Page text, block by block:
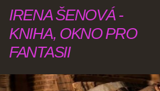
IRENA ŠENOVÁ -
KNIHA, OKNO PRO
FANTASII